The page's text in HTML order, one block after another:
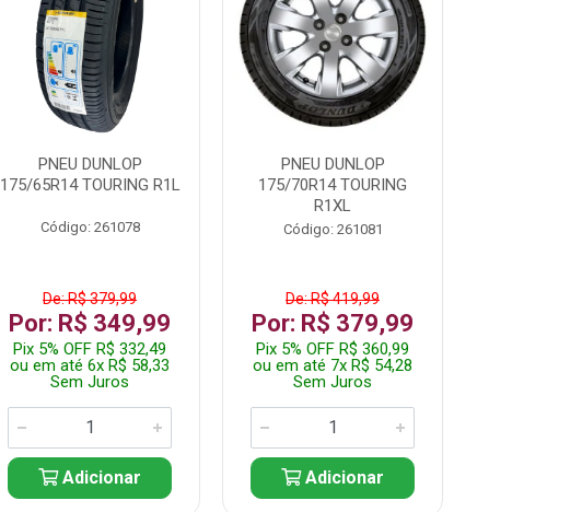
PNEU DUNLOP
175/65R14 TOURING R1L
Código: 261078
De: R$ 379,99
Por: R$ 349,99
Pix 5% OFF R$ 332,49
ou em até 6x R$ 58,33
Sem Juros
Adicionar
PNEU DUNLOP
175/70R14 TOURING
R1XL
Código: 261081
De: R$ 419,99
Por: R$ 379,99
Pix 5% OFF R$ 360,99
ou em até 7x R$ 54,28
Sem Juros
Adicionar